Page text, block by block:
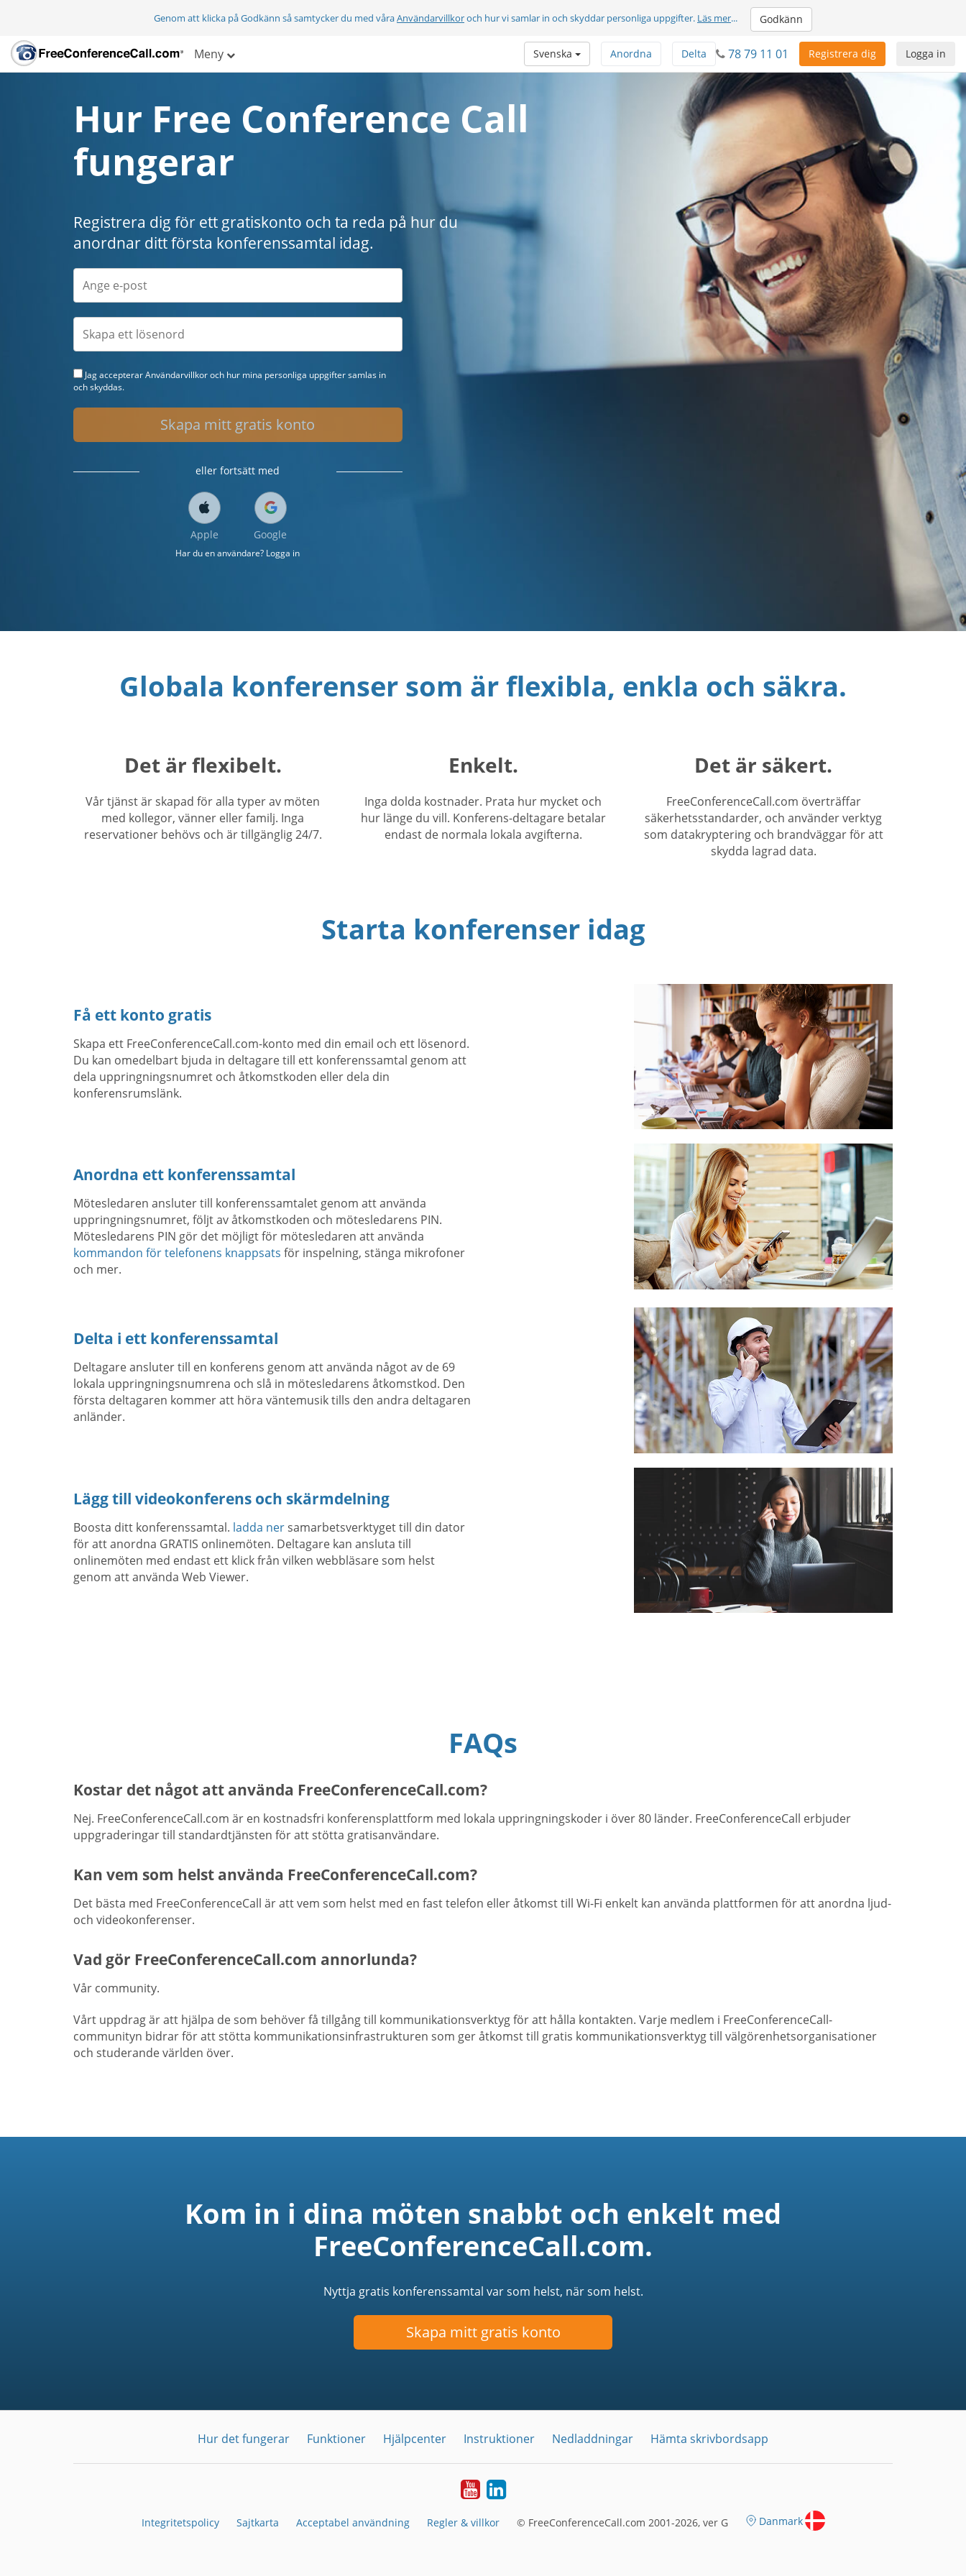
Genom att klicka på Godkänn så samtycker du med våraAnvändarvillkoroch hur vi samlar in och skyddar personliga uppgifter. Läs mer... Godkänn
Meny Logga in
Registrera dig
78 79 11 01
Delta
Anordna
Svenska
Hur Free Conference Call
fungerar
Registrera dig för ett gratiskonto och ta reda på hur du
anordnar ditt första konferenssamtal idag.
Jag accepterarAnvändarvillkoroch hur mina personliga uppgifter samlas in
och skyddas.
Skapa mitt gratis konto
eller fortsätt med
Apple Google
Har du en användare? Logga in
Globala konferenser som är flexibla, enkla och säkra.
Det är flexibelt.
Vår tjänst är skapad för alla typer av möten
med kollegor, vänner eller familj. Inga
reservationer behövs och är tillgänglig 24/7.
Enkelt.
Inga dolda kostnader. Prata hur mycket och
hur länge du vill. Konferens-deltagare betalar
endast de normala lokala avgifterna.
Det är säkert.
FreeConferenceCall.com överträffar
säkerhetsstandarder, och använder verktyg
som datakryptering och brandväggar för att
skydda lagrad data.
Starta konferenser idag
Få ett konto gratis
Skapa ett FreeConferenceCall.com-konto med din email och ett lösenord.
Du kan omedelbart bjuda in deltagare till ett konferenssamtal genom att
dela uppringningsnumret och åtkomstkoden eller dela din
konferensrumslänk.
Anordna ett konferenssamtal
Mötesledaren ansluter till konferenssamtalet genom att använda
uppringningsnumret, följt av åtkomstkoden och mötesledarens PIN.
Mötesledarens PIN gör det möjligt för mötesledaren att använda
kommandon för telefonens knappsats för inspelning, stänga mikrofoner
och mer.
Delta i ett konferenssamtal
Deltagare ansluter till en konferens genom att använda något av de 69
lokala uppringningsnumrena och slå in mötesledarens åtkomstkod. Den
första deltagaren kommer att höra väntemusik tills den andra deltagaren
anländer.
Lägg till videokonferens och skärmdelning
Boosta ditt konferenssamtal. ladda nersamarbetsverktyget till din dator
för att anordna GRATIS onlinemöten. Deltagare kan ansluta till
onlinemöten med endast ett klick från vilken webbläsare som helst
genom att använda Web Viewer.
FAQs
Kostar det något att använda FreeConferenceCall.com?
Nej. FreeConferenceCall.com är en kostnadsfri konferensplattform med lokala uppringningskoder i över 80 länder. FreeConferenceCall erbjuder
uppgraderingar till standardtjänsten för att stötta gratisanvändare.
Kan vem som helst använda FreeConferenceCall.com?
Det bästa med FreeConferenceCall är att vem som helst med en fast telefon eller åtkomst till Wi-Fi enkelt kan använda plattformen för att anordna ljud-
och videokonferenser.
Vad gör FreeConferenceCall.com annorlunda?
Vår community.
Vårt uppdrag är att hjälpa de som behöver få tillgång till kommunikationsverktyg för att hålla kontakten. Varje medlem i FreeConferenceCall-
communityn bidrar för att stötta kommunikationsinfrastrukturen som ger åtkomst till gratis kommunikationsverktyg till välgörenhetsorganisationer
och studerande världen över.
Kom in i dina möten snabbt och enkelt med
FreeConferenceCall.com.
Nyttja gratis konferenssamtal var som helst, när som helst.
Skapa mitt gratis konto
Hur det fungerar Funktioner Hjälpcenter Instruktioner Nedladdningar Hämta skrivbordsapp
YouTubeLinkedIn
Integritetspolicy Sajtkarta Acceptabel användning Regler & villkor © FreeConferenceCall.com 2001-2026, ver G Danmark